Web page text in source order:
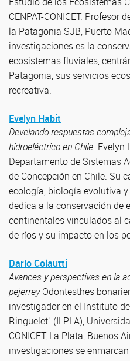
CENPAT-CONICET.
la Patagonia SJB, Puerto
investigaciones es la
ecosistemas fluviales,
Patagonia, sus servicios
recreativa.
Evelyn Habit
Develando respuestas
hidroeléctrico en Chile. Evelyn
Departamento de Sistemas
de Concepción en Chile. Su
ecología, biología evolutiva
dedica a la conservación de
continentales vinculados al
de ríos y su impacto en los
Darío Colautti
Avances y perspectivas en la
pejerreyOdontesthes
investigador en el Instituto
Ringuelet" (ILPLA),
CONICET, La Plata, Buenos
investigaciones se